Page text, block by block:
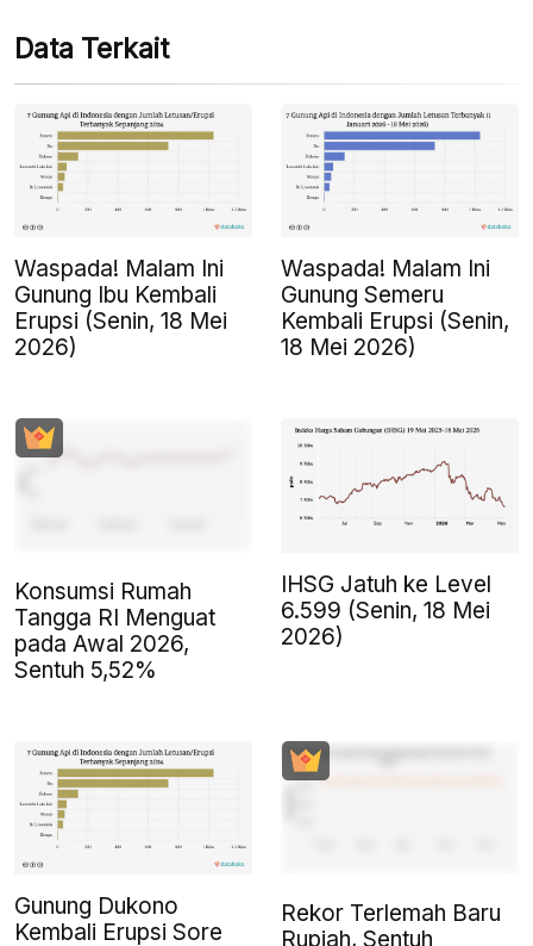
Data Terkait
Waspada! Malam Ini
Gunung Ibu Kembali
Erupsi (Senin, 18 Mei
2026)
Waspada! Malam Ini
Gunung Semeru
Kembali Erupsi (Senin,
18 Mei 2026)
Konsumsi Rumah
Tangga RI Menguat
pada Awal 2026,
Sentuh 5,52%
IHSG Jatuh ke Level
6.599 (Senin, 18 Mei
2026)
Gunung Dukono
Kembali Erupsi Sore
Rekor Terlemah Baru
Rupiah, Sentuh